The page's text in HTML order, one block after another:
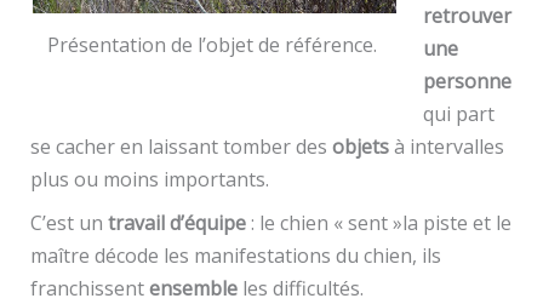
Présentation de l’objet de référence.
retrouver
une
personne
qui part
se cacher en laissant tomber des objetsà intervalles
plus ou moins importants.
C’est un travail d’équipe: le chien « sent »la piste et le
maître décode les manifestations du chien, ils
franchissentensembleles difficultés.